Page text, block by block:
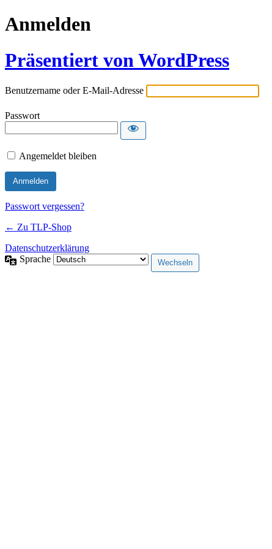
Anmelden
Präsentiert von WordPress
Benutzername oder E-Mail-Adresse
Passwort
Angemeldet bleiben
Passwort vergessen?
← Zu TLP-Shop
Datenschutzerklärung
Sprache